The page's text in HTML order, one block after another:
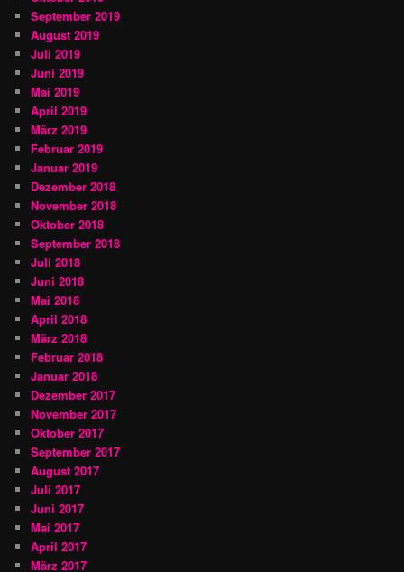
September 2019
August 2019
Juli 2019
Juni 2019
Mai 2019
April 2019
März 2019
Februar 2019
Januar 2019
Dezember 2018
November 2018
Oktober 2018
September 2018
Juli 2018
Juni 2018
Mai 2018
April 2018
März 2018
Februar 2018
Januar 2018
Dezember 2017
November 2017
Oktober 2017
September 2017
August 2017
Juli 2017
Juni 2017
Mai 2017
April 2017
März 2017